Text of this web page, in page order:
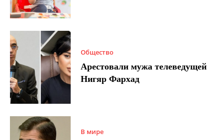
Общество
Арестовали мужа телеведущей
Нигяр Фархад
В мире